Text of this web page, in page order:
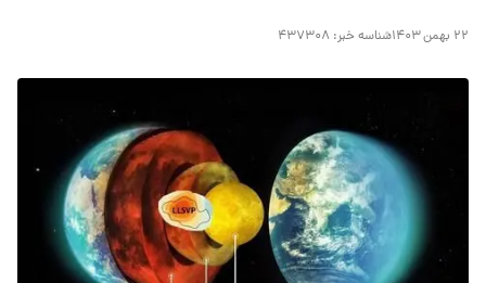
۲۲ بهمن ۱۴۰۳ شناسه خبر: ۴۳۷۳۰۸